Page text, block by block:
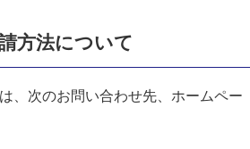
方法について
、次のお問い合わせ先、ホームペー